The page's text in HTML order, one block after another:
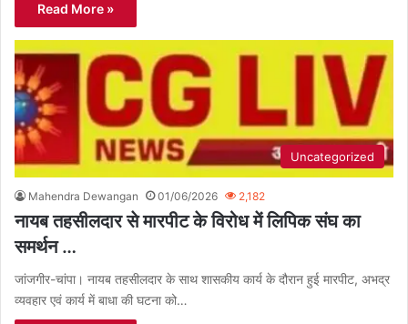
Read More »
Uncategorized
Mahendra Dewangan 01/06/2026 2,182
नायब तहसीलदार से मारपीट के विरोध में लिपिक संघ का
समर्थन …
जांजगीर-चांपा। नायब तहसीलदार के साथ शासकीय कार्य के दौरान हुई मारपीट, अभद्र
व्यवहार एवं कार्य में बाधा की घटना को…